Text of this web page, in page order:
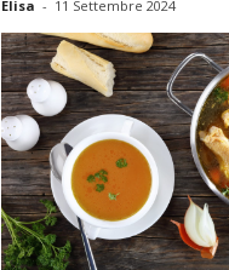
Elisa - 11 Settembre 2024